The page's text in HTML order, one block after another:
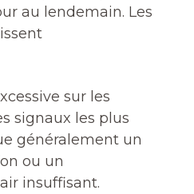
au lendemain. Les
sur les
signaux les plus
généralement un
ou un
insuffisant.